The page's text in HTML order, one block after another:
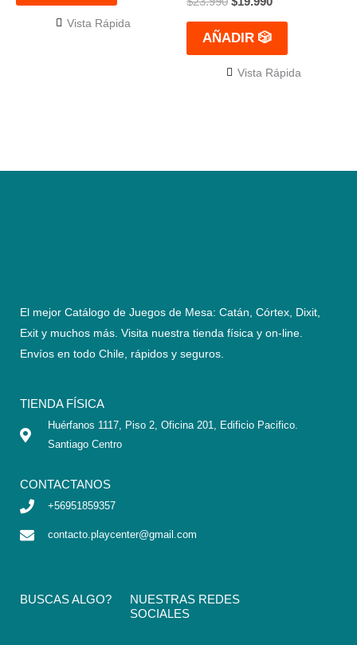
Vista Rápida
AÑADIR 🎲
Vista Rápida
El mejor Catálogo de Juegos de Mesa: Catán, Córtex, Dixit,
Exit y muchos más. Visita nuestra tienda física y on-line.
Envíos en todo Chile, rápidos y seguros
TIENDA FÍSICA
Huérfanos 1117, Piso 2, Oficina 201, Edificio Pacifico.
Santiago Centro
CONTACTANOS
+56951859357
contacto.playcenter@gmail.com
BUSCAS ALGO?
NUESTRAS REDES
SOCIALES